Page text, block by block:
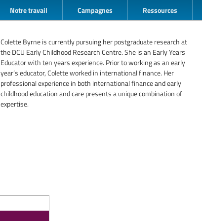
Notre travail Campagnes Ressources
Colette Byrne is currently pursuing her postgraduate research at
the DCU Early Childhood Research Centre. She is an Early Years
Educator with ten years experience. Prior to working as an early
year’s educator, Colette worked in international finance. Her
professional experience in both international finance and early
childhood education and care presents a unique combination of
expertise.